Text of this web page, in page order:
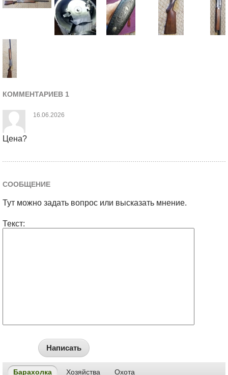
КОММЕНТАРИЕВ 1
16.06.2026
Цена?
СООБЩЕНИЕ
Тут можно задать вопрос или высказать мнение.
Текст:
Написать
Барахолка Хозяйства Охота